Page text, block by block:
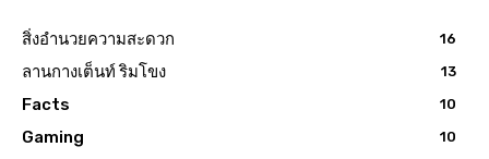
สิ่งอำนวยความสะดวก 16
ลานกางเต็นท์ ริมโขง 13
Facts 10
Gaming 10